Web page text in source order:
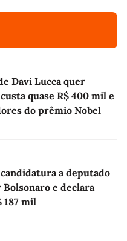
Davi Lucca quer
quase R$ 400 mil e
do prêmio Nobel
a deputado
e declara
187 mil